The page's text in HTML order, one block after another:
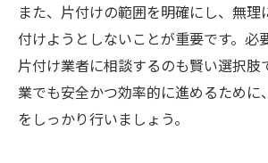
また、片付けの範囲を明確にし、無理
付けようとしないことが重要です。必
片付け業者に相談するのも賢い選択肢
業でも安全かつ効率的に進めるために
をしっかり行いましょう。